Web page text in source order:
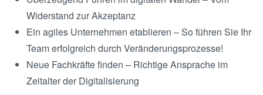
Widerstand zur Akzeptanz
Ein agiles Unternehmen etablieren – So führen Sie Ihr
Team erfolgreich durch Veränderungsprozesse!
Neue Fachkräfte finden – Richtige Ansprache im
Zeitalter der Digitalisierung